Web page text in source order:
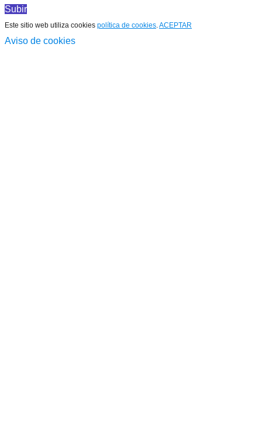
Subir
Este sitio web utiliza cookies política de cookies.ACEPTAR
Aviso de cookies